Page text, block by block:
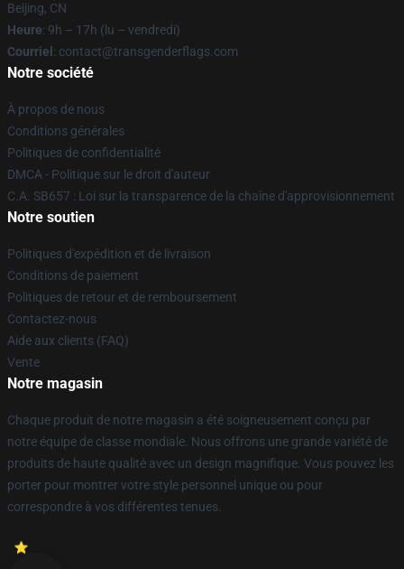
Beijing, CN
Heure: 9h – 17h (lu – vendredi)
Courriel : contact@transgenderflags.com
Notre société
À propos de nous
Conditions générales
Politiques de confidentialité
DMCA - Politique sur le droit d'auteur
C.A. SB657 : Loi sur la transparence de la chaîne d'approvisionnement
Notre soutien
Politiques d'expédition et de livraison
Conditions de paiement
Politiques de retour et de remboursement
Contactez-nous
Aide aux clients (FAQ)
Vente
Notre magasin
Chaque produit de notre magasin a été soigneusement conçu par
notre équipe de classe mondiale. Nous offrons une grande variété de
produits de haute qualité avec un design magnifique. Vous pouvez les
porter pour montrer votre style personnel unique ou pour
correspondre à vos différentes tenues.